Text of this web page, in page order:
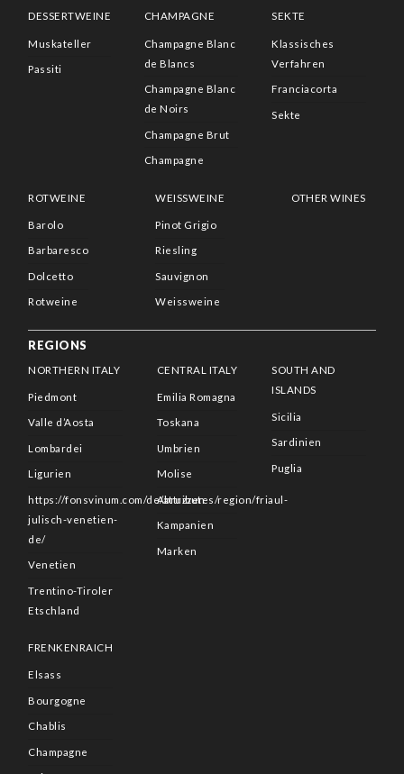
DESSERTWEINE
Muskateller
Passiti
CHAMPAGNE
Champagne Blanc
de Blancs
Champagne Blanc
de Noirs
Champagne Brut
Champagne
SEKTE
Klassisches
Verfahren
Franciacorta
Sekte
ROTWEINE
Barolo
Barbaresco
Dolcetto
Rotweine
WEISSWEINE
Pinot Grigio
Riesling
Sauvignon
Weissweine
OTHER WINES
REGIONS
NORTHERN ITALY
Piedmont
Valle d’Aosta
Lombardei
Ligurien
https://fonsvinum.com/de/attributes/region/friaul-
julisch-venetien-
de/
Venetien
Trentino-Tiroler
Etschland
CENTRAL ITALY
Emilia Romagna
Toskana
Umbrien
Molise
Abruzzen
Kampanien
Marken
SOUTH AND
ISLANDS
Sicilia
Sardinien
Puglia
FRENKENRAICH
Elsass
Bourgogne
Chablis
Champagne